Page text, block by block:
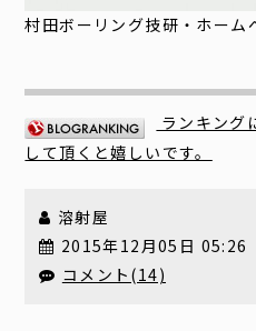
村田ボーリング技研・ホーム
ランキング
して頂くと嬉しいです。
溶射屋
2015年12月05日 05:26
コメント(14)